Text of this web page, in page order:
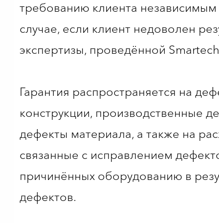
требованию клиента независимым
случае, если клиент недоволен
экспертизы, проведённой
Гарантия распространяется на
конструкции, производственные
дефекты материала, а также на
связанные с исправлением
причинённых оборудованию в
дефектов.